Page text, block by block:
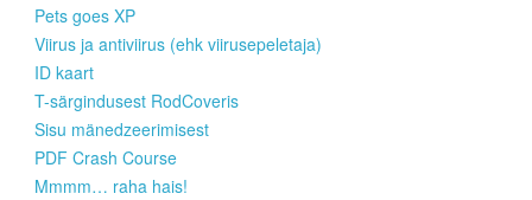
Pets goes XP
Viirus ja antiviirus (ehk viirusepeletaja)
ID kaart
T-särgindusest RodCoveris
Sisu mänedzeerimisest
PDF Crash Course
Mmmm… raha hais!